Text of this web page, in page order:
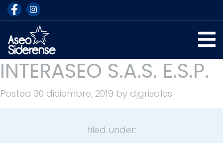
INTERASEO S.A.S. E.S.P.
Posted 30 diciembre, 2019 by djgrisales
filed under: